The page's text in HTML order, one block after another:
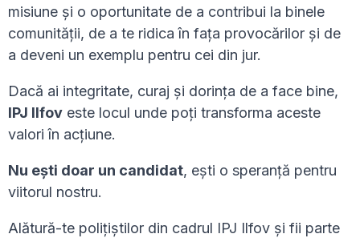
misiune și o oportunitate de a contribui la binele
comunității, de a te ridica în fața provocărilor și de
a deveni un exemplu pentru cei din jur.
Dacă ai integritate, curaj și dorința de a face bine,
IPJ Ilfov este locul unde poți transforma aceste
valori în acțiune.
Nu ești doar un candidat, ești o speranță pentru
viitorul nostru.
Alătură-te polițiștilor din cadrul IPJ Ilfov și fii parte